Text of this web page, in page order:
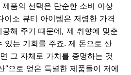
품의 선택은 단순한 소비 이상
이소 뷰티 아이템은 저렴한 가격
해 주기 때문에, 제 취향에 맞춘
있는 기회를 주죠. 제 돈으로 산
그 자체로 가치를 증명하는 것
”으로 얻은 특별한 제품들이 저에